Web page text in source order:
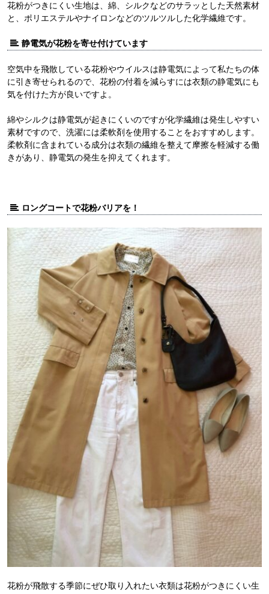
花粉がつきにくい生地は、綿、シルクなどのサラッとした天然素材
と、ポリエステルやナイロンなどのツルツルした化学繊維です。
静電気が花粉を寄せ付けています
空気中を飛散している花粉やウイルスは静電気によって私たちの体
に引き寄せられるので、花粉の付着を減らすには衣類の静電気にも
気を付けた方が良いですよ。
綿やシルクは静電気が起きにくいのですが化学繊維は発生しやすい
素材ですので、洗濯には柔軟剤を使用することをおすすめします。
柔軟剤に含まれている成分は衣類の繊維を整えて摩擦を軽減する働
きがあり、静電気の発生を抑えてくれます。
ロングコートで花粉バリアを！
花粉が飛散する季節にぜひ取り入れたい衣類は花粉がつきにくい生